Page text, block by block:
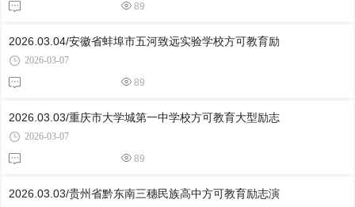
89
2026.03.04/安徽省蚌埠市五河致远实验学校方可教育励
2026-03-07
89
2026.03.03/重庆市大学城第一中学校方可教育大型励志
2026-03-07
89
2026.03.03/贵州省黔东南三穗民族高中方可教育励志演